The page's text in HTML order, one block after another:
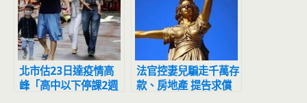
北市估23日達疫情高
峰「高中以下停課2週
法官控妻兒騙走千萬存
款、房地產 提告求償